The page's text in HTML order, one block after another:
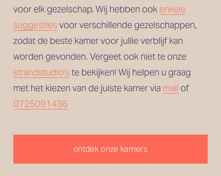
voor elk gezelschap. Wij hebben ook enkele
suggesties voor verschillende gezelschappen,
zodat de beste kamer voor jullie verblijf kan
strandstudio’s te bekijken! Wij helpen u graag
met het kiezen van de juiste kamer via mail
of
0725091436
ontdek onze kamers